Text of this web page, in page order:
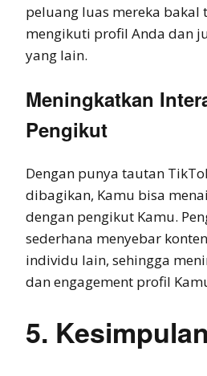
peluang luas mereka
mengikuti profil Anda dan
yang lain.
Meningkatkan
Pengikut
Dengan punya tautan
dibagikan, Kamu bisa
dengan pengikut Kamu.
sederhana menyebar
individu lain, sehingga
dan engagement profil
5. Kesimpulan